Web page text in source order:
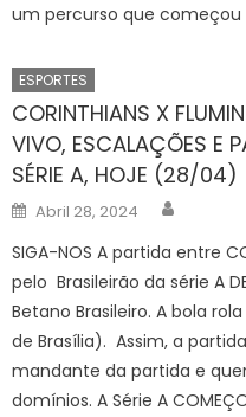
um percurso que começou
ESPORTES
CORINTHIANS X
VIVO, ESCALAÇÕES E
SÉRIE A, HOJE (28/04)
Posted
on
Abril 28, 2024
SIGA-NOS A partida entre
pelo Brasileirão da série A
Betano Brasileiro. A bola
de Brasília). Assim, a
mandante da partida e
domínios. A Série A